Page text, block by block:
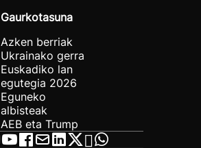
Gaurkotasuna
Azken berriak
Ukrainako gerra
Euskadiko lan
egutegia 2026
Eguneko
albisteak
AEB eta Trump